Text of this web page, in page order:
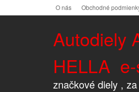
O nás Obchodné
Autodiely
HELLA
značkové diely ,